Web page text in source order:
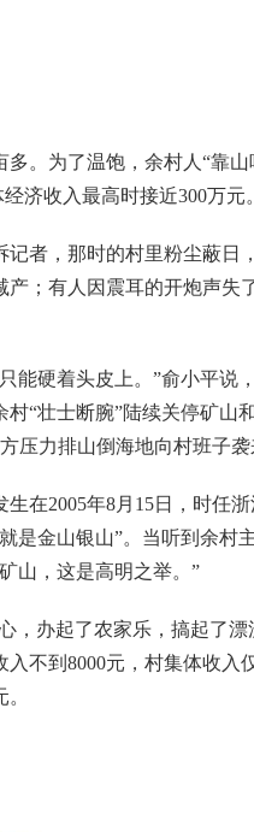
为了温饱，余村人“靠山
济收入最高时接近300万元。
者，那时的村里粉尘蔽日
；有人因震耳的开炮声失
硬着头皮上。”俞小平说
“壮士断腕”陆续关停矿山
压力排山倒海地向村班子袭
在2005年8月15日，时任浙
是金山银山”。当听到余村
山，这是高明之举。”
办起了农家乐，搞起了漂
不到8000元，村集体收入